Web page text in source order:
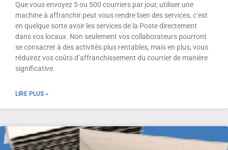
Que vous envoyez 5 ou 500 courriers par jour, utiliser une
machine à affranchir peut vous rendre bien des services, c’est
en quelque sorte avoir les services de la Poste directement
dans vos locaux. Non seulement vos collaborateurs pourront
se consacrer à des activités plus rentables, mais en plus, vous
réduirez vos coûts d’affranchissement du courrier de manière
significative.
LIRE PLUS »